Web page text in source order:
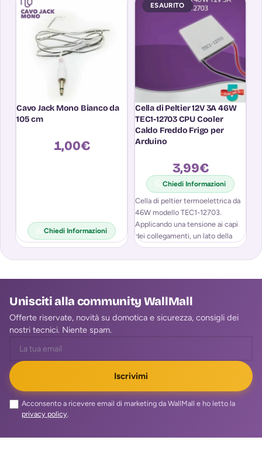
Cavo Jack Mono Bianco da
105 cm
1,00€
Chiedi Informazioni
ESAURITO
Cella di Peltier 12V 3A 46W
TEC1-12703 CPU Cooler
Caldo Freddo Frigo per
Arduino
3,99€
Chiedi Informazioni
Cella di peltier termoelettrica da
46W modello TEC1-12703.
Applicando una tensione ai capi
dei collegamenti, un lato della
cella si
Unisciti alla community WallMall
Offerte riservate, novità su domotica e sicurezza, consigli dei
nostri tecnici. Niente spam.
Iscrivimi
Acconsento a ricevere email di marketing da WallMall e ho letto la
privacy policy.